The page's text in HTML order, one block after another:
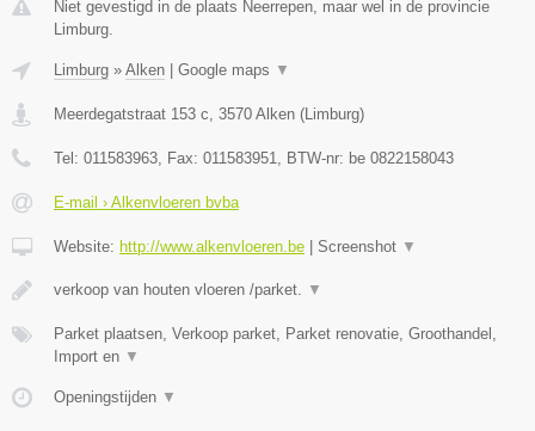
Niet gevestigd in de plaats Neerrepen, maar wel in de provincie
Limburg.
Limburg » Alken Google maps ▼
Meerdegatstraat 153 c, 3570 Alken (Limburg)
Tel: 011583963, Fax: 011583951, BTW-nr: be 0822158043
E-mail › Alkenvloeren bvba
Website: http://www.alkenvloeren.be Screenshot ▼
verkoop van houten vloeren /parket. ▼
Parket plaatsen, Verkoop parket, Parket renovatie, Groothandel,
Import en ▼
Openingstijden ▼